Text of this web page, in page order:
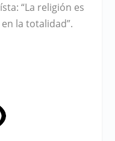
“La religión es
la totalidad”.